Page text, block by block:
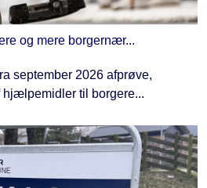
og mere borgernær...
september 2026 afprøve,
hjælpemidler til borgere...